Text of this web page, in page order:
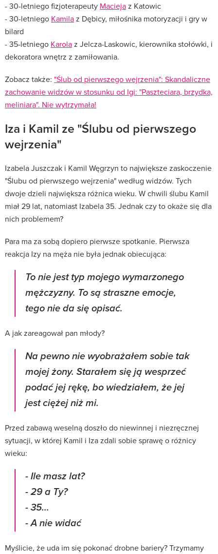
- 30-letniego fizjoterapeuty Maciejaz Katowic
- 30-letniego Kamilaz Dębicy, miłośnika motoryzacji i gry w
bilard
- 35-letniego Karolaz Jelcza-Laskowic, kierownika stołówki, i
dekoratora wnętrz z zamiłowania.
Zobacz także: "Ślub od pierwszego wejrzenia": Skandaliczne
zachowanie widzów w stosunku od Igi: "Paszteciara, brzydka,
meliniara". Nie wytrzymała!
Iza i Kamil ze "Ślubu od pierwszego
wejrzenia"
Izabela Juszczak i Kamil Węgrzyn to największe zaskoczenie
"Ślubu od pierwszego wejrzenia" według widzów. Tych
dwoje dzieli największa różnica wieku. W chwili ślubu Kamil
miał 29 lat, natomiast Izabela 35. Jednak czy to okaże się dla
nich problemem?
Para ma za sobą dopiero pierwsze spotkanie. Pierwsza
reakcja Izy na męża nie była jednak obiecująca:
To nie jest typ mojego wymarzonego
mężczyzny. To są straszne emocje,
tego nie da się opisać.
A jak zareagował pan młody?
Na pewno nie wyobrażałem sobie tak
mojej żony. Starałem się ją wesprzeć
podać jej rękę, bo wiedziałem, że jej
jest ciężej niż mi.
Przed zabawą weselną doszło do niewinnej i niezręcznej
sytuacji, w której Kamil i Iza zdali sobie sprawę o różnicy
wieku:
- Ile masz lat?
- 29 a Ty?
- 35...
- A nie widać
Myślicie, że uda im się pokonać drobne bariery? Trzymamy